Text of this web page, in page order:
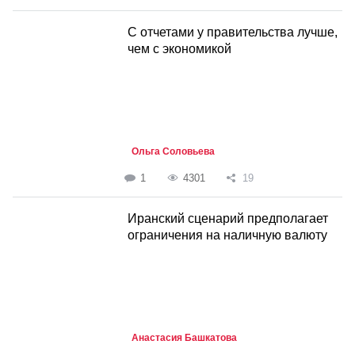
С отчетами у правительства лучше,
чем с экономикой
Ольга Соловьева
1 4301 19
Иранский сценарий предполагает
ограничения на наличную валюту
Анастасия Башкатова